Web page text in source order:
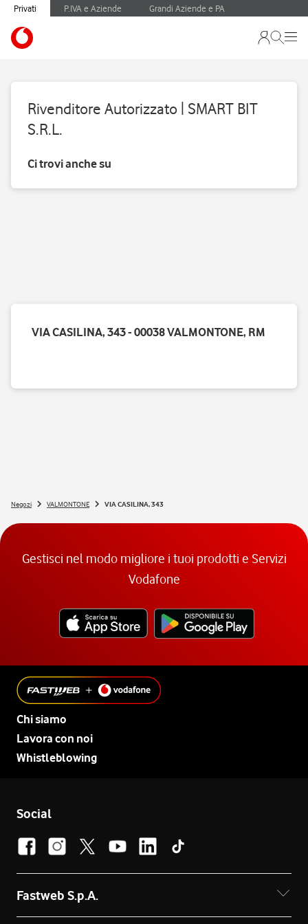
Privati P.IVA e Aziende Grandi Aziende e PA
Rivenditore Autorizzato | SMART BIT
S.R.L.
Ci trovi anche su
VIA CASILINA, 343 - 00038 VALMONTONE, RM
Negozi VALMONTONE VIA CASILINA, 343
Gestisci nel modo migliore i tuoi prodotti e Servizi
Vodafone
Chi siamo
Lavora con noi
Whistleblowing
Social
Fastweb S.p.A.